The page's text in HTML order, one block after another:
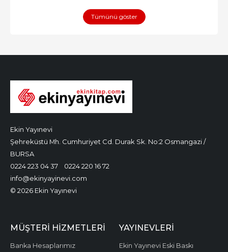
Tümünü göster
Ekin Yayınevi
Şehreküstü Mh. Cumhuriyet Cd. Durak Sk. No:2 Osmangazi /
BURSA
0224 223 04 37
0224 220 16 72
info@ekinyayinevi.com
© 2026 Ekin Yayınevi
MÜŞTERI HIZMETLERI
Banka Hesaplarımız
YAYINEVLERI
Ekin Yayınevi Eski Baskı